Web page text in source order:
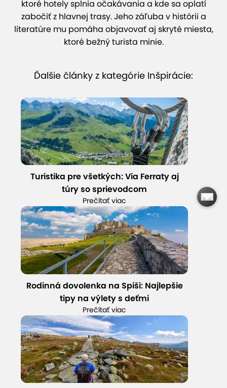
ktoré hotely splnia očakávania a kde sa oplatí
zabočiť z hlavnej trasy. Jeho záľuba v histórii a
literatúre mu pomáha objavovať aj skryté miesta,
ktoré bežný turista minie.
Ďalšie články z kategórie Inšpirácie:
Turistika pre všetkých: Via Ferraty aj
túry so sprievodcom
Prečítať viac
Rodinná dovolenka na Spiši: Najlepšie
tipy na výlety s deťmi
Prečítať viac